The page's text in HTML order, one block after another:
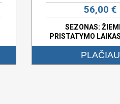
56,00 €
SEZONAS:
PRISTATYMO
PLAČIAU